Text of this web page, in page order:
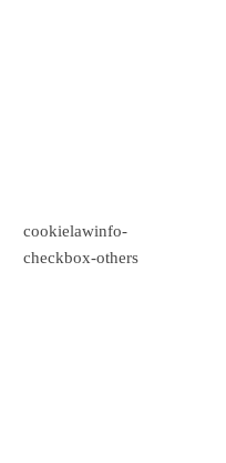
cookielawinfo-
checkbox-others